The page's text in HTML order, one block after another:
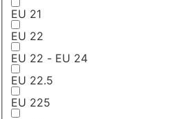
EU 21
EU 22
EU 22 - EU 24
EU 22.5
EU 225